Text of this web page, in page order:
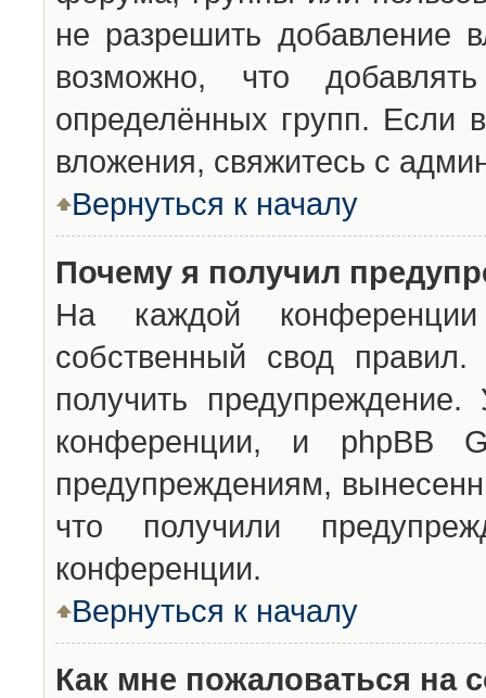
не разрешить добавление
возможно, что
определённых групп. Если
вложения, свяжитесь с
Вернуться к началу
Почему я получил
На каждой конференции
собственный свод
получить
конференции, и phpBB
предупреждениям,
что получили
конференции.
Вернуться к началу
Как мне пожаловаться на